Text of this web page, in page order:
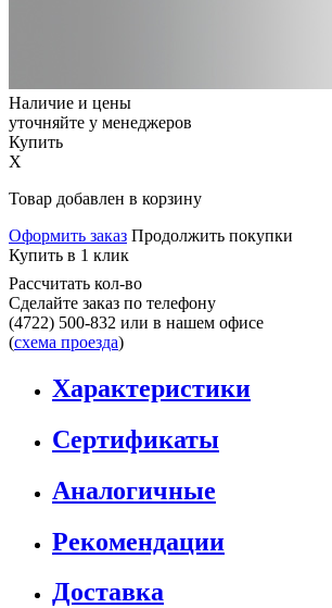
Наличие и цены
уточняйте у менеджеров
Купить
X
Товар добавлен в корзину
Оформить заказ Продолжить покупки
Купить в 1 клик
Рассчитать кол-во
Сделайте заказ по телефону
(4722) 500-832 или в нашем офисе
(схема проезда)
Характеристики
Сертификаты
Аналогичные
Рекомендации
Доставка